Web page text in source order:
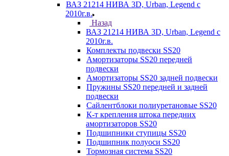
ВАЗ 21214 НИВА 3D, Urban, Legend c
2010г.в.
Назад
ВАЗ 21214 НИВА 3D, Urban, Legend c
2010г.в.
Комплекты подвески SS20
Амортизаторы SS20 передней
подвески
Амортизаторы SS20 задней подвески
Пружины SS20 передней и задней
подвески
Сайлентблоки полиуретановые SS20
К-т крепления штока передних
амортизаторов SS20
Подшипники ступицы SS20
Подшипник полуоси SS20
Тормозная система SS20